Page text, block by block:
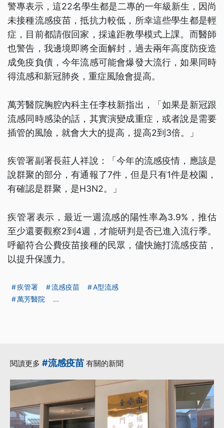
警專表示，這22名學生都是二專的一年級新生，因尚
未接種流感疫苗，抵抗力較低，所幸這些學生都是輕
症，目前都請假回家，採遠距教學模式上課。而醫師
也警告，我邊境即將全面解封，過去兩年高度防疫造
成免疫負債，今年流感可能會爆發大流行，如果同時
得流感和新冠肺炎，重症風險會提高。
萬芳醫院胸腔內科主任李枝新指出，「如果是新冠跟
流感同時感染的話，其實演變成重症，或者說是需要
插管的風險，就會大大的提高，提高2到3倍。」
疾管署副署長莊人祥說：「今年的流感疫情，應該是
說群聚的部分，有通報了7件，但是只有1件是校園，
有確認是群聚，是H3N2。」
疾管署表示，最近一週流感的陽性率為3.9%，推估
至少還要觀察2到4週，才能研判是否已進入流行季。
呼籲符合公費疫苗接種的民眾，儘快施打流感疫苗，
以提升保護力。
疾管署 流感疫苗
A型流感
萬芳醫院
...
閱讀更多 #流感疫苗 有關的新聞